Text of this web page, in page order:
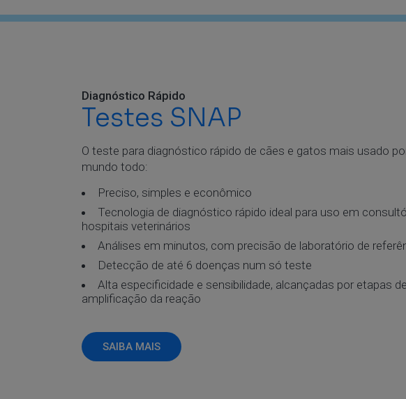
Diagnóstico Rápido
Testes SNAP
O teste para diagnóstico rápido de cães e gatos mais usado
mundo todo:
Preciso, simples e econômico
Tecnologia de diagnóstico rápido ideal para uso em
hospitais veterinários
Análises em minutos, com precisão de laboratório de
Detecção de até 6 doenças num só teste
Alta especificidade e sensibilidade, alcançadas por etapas
amplificação da reação
SAIBA MAIS